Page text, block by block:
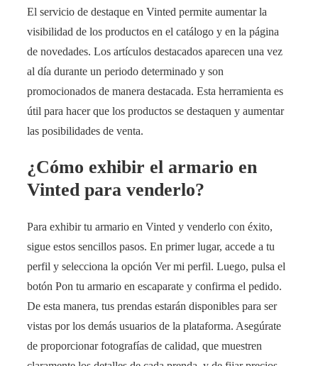
El servicio de destaque en Vinted permite aumentar la
visibilidad de los productos en el catálogo y en la página
de novedades. Los artículos destacados aparecen una vez
al día durante un periodo determinado y son
promocionados de manera destacada. Esta herramienta es
útil para hacer que los productos se destaquen y aumentar
las posibilidades de venta.
¿Cómo exhibir el armario en
Vinted para venderlo?
Para exhibir tu armario en Vinted y venderlo con éxito,
sigue estos sencillos pasos. En primer lugar, accede a tu
perfil y selecciona la opción Ver mi perfil. Luego, pulsa el
botón Pon tu armario en escaparate y confirma el pedido.
De esta manera, tus prendas estarán disponibles para ser
vistas por los demás usuarios de la plataforma. Asegúrate
de proporcionar fotografías de calidad, que muestren